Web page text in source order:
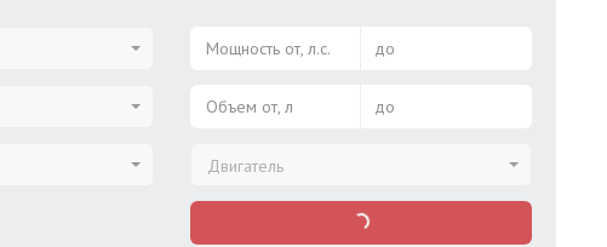
Мощность от, л.с. до
Объем от, л до
Двигатель